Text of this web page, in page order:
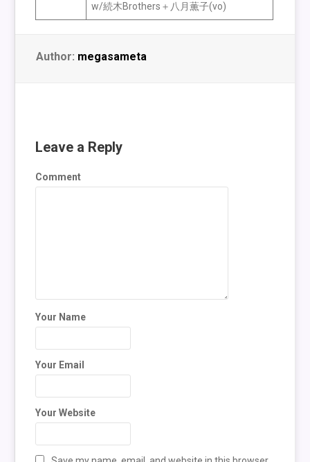
w/続木Brothers＋八月薫子(vo)
Author: megasameta
Leave a Reply
Comment
Your Name
Your Email
Your Website